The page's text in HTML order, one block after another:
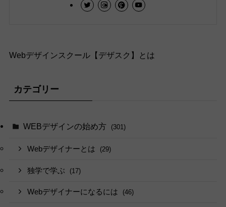
Webデザインスクール【デザスク】とは
カテゴリー
WEBデザインの始め方 (301)
Webデザイナーとは (29)
独学で学ぶ (17)
Webデザイナーになるには (46)